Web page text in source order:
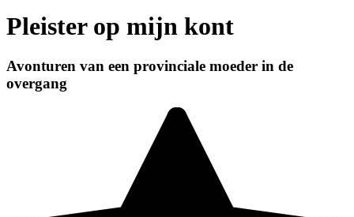
Pleister op mijn kont
Avonturen van een provinciale moeder in de
overgang